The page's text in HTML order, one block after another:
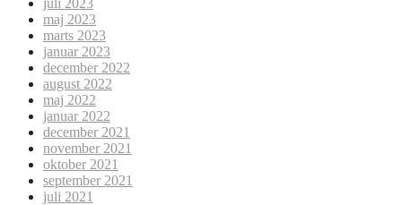
juli 2023
maj 2023
marts 2023
januar 2023
december 2022
august 2022
maj 2022
januar 2022
december 2021
november 2021
oktober 2021
september 2021
juli 2021